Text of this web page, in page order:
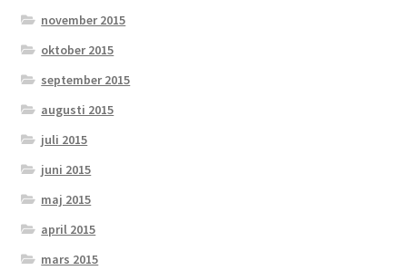
november 2015
oktober 2015
september 2015
augusti 2015
juli 2015
juni 2015
maj 2015
april 2015
mars 2015